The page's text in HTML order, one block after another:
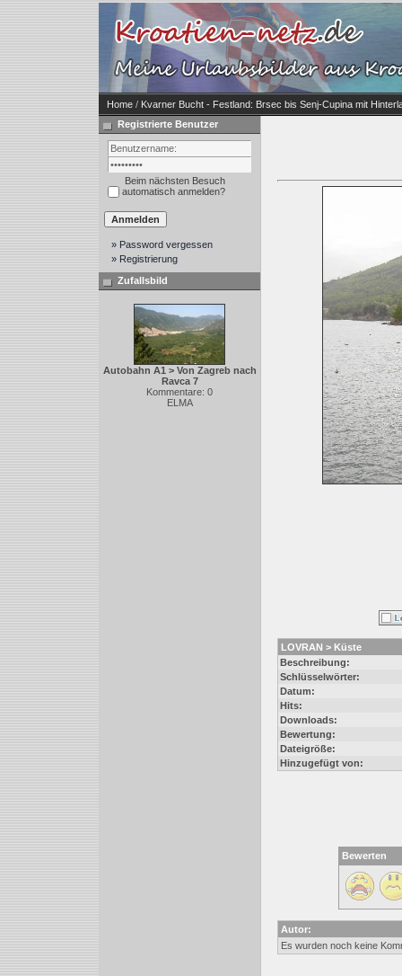
Home / Kvarner Bucht - Festland: Brsec bis Senj-Cupina mit
Registrierte Benutzer
Beim nächsten Besuch
automatisch anmelden?
» Password vergessen
» Registrierung
Zufallsbild
Autobahn A1 > Von Zagreb nach
Ravca 7
Kommentare: 0
ELMA
LOVRAN > Küste
Beschreibung:
Schlüsselwörter:
Datum:
Hits:
Downloads:
Bewertung:
Dateigröße:
Hinzugefügt von:
Bewerten
Autor:
Es wurden noch keine